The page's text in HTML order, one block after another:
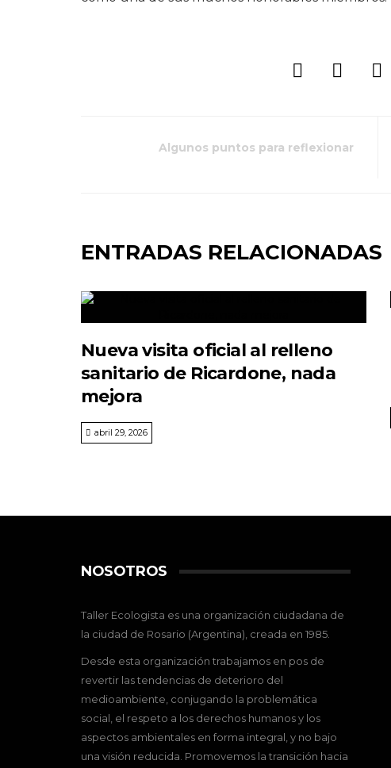
Algunos puntos para reflexionar
ENTRADAS RELACIONADAS
Nueva visita oficial al relleno
sanitario de Ricardone, nada
mejora
abril 29, 2026
NOSOTROS
Taller Ecologista es una organización ciudadana de
la ciudad de Rosario (Argentina), creada en 1985.
Desde esta organización trabajamos en pos de
revertir las tendencias de deterioro del
medioambiente, conjugando la problemática
social, el respeto a los derechos humanos y los
aspectos ambientales en forma integral, y no bajo
una visión reducida. Promovemos la transición hacia